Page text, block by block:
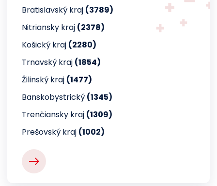
Bratislavský kraj (3789)
Nitriansky kraj (2378)
Košický kraj (2280)
Trnavský kraj (1854)
Žilinský kraj (1477)
Banskobystrický (1345)
Trenčiansky kraj (1309)
Prešovský kraj (1002)